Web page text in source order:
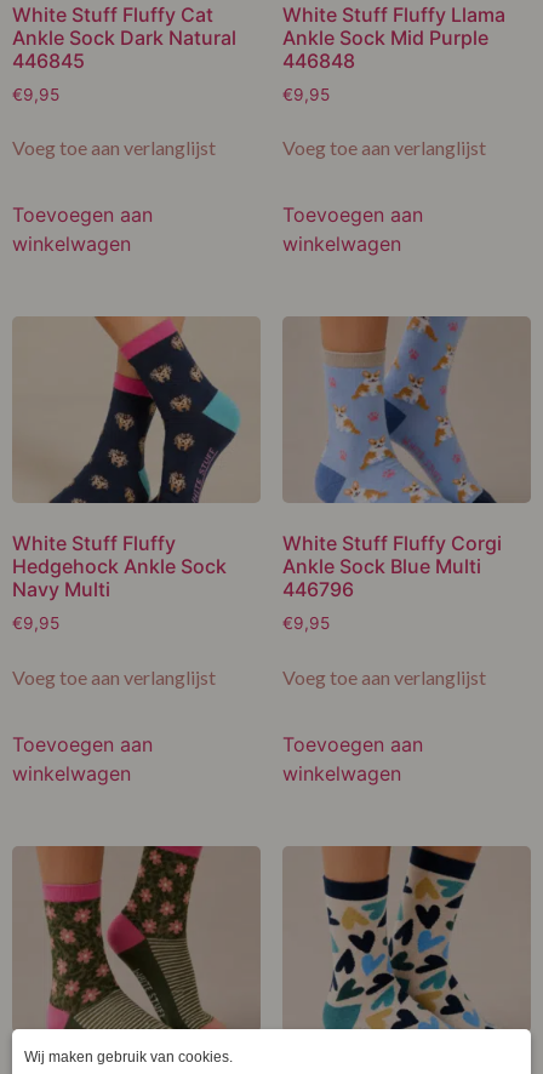
White Stuff Fluffy Cat
Ankle Sock Dark Natural
446845
€9,95
Voeg toe aan verlanglijst
Toevoegen aan
winkelwagen
White Stuff Fluffy Llama
Ankle Sock Mid Purple
446848
€9,95
Voeg toe aan verlanglijst
Toevoegen aan
winkelwagen
White Stuff Fluffy
Hedgehock Ankle Sock
Navy Multi
€9,95
Voeg toe aan verlanglijst
Toevoegen aan
winkelwagen
White Stuff Fluffy Corgi
Ankle Sock Blue Multi
446796
€9,95
Voeg toe aan verlanglijst
Toevoegen aan
winkelwagen